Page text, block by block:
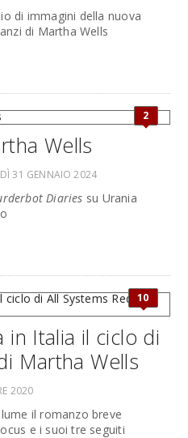
di immagini della nuova
di Martha Wells
2
Wells
31 GENNAIO 2024
Diaries su Urania
10
in Italia il ciclo di
Martha Wells
2020
il romanzo breve
e i suoi tre seguiti